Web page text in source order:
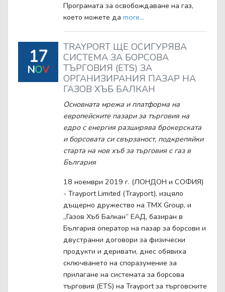
Програмата за освобождаване на газ,
което можете да more...
17
NOV
TRAYPORT ЩЕ ОСИГУРЯВА
СИСТЕМА ЗА БОРСОВА
ТЪРГОВИЯ (ETS) ЗА
ОРГАНИЗИРАНИЯ ПАЗАР НА
ГАЗОВ ХЪБ БАЛКАН
Основната мрежа и платформа на
европейските пазари за търговия на
едро с енергия разширява брокерската
и борсовата си свързаност, подкрепяйки
старта на нов хъб за търговия с газ в
България
18 ноември 2019 г. (ЛОНДОН и СОФИЯ)
- Trayport Limited (Trayport), изцяло
дъщерно дружество на TMX Group, и
„Газов Хъб Балкан“ ЕАД, базиран в
България оператор на пазар за борсови и
двустранни договори за физически
продукти и деривати, днес обявиха
сключването на споразумение за
прилагане на системата за борсова
търговия (ETS) на Trayport за търговските